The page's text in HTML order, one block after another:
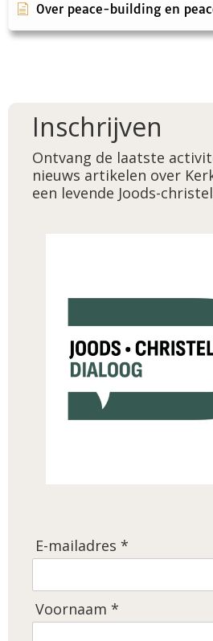
Over peace-building en
Inschrijven
Ontvang de laatste
nieuws artikelen over
een levende Joods-
E-mailadres *
Voornaam *